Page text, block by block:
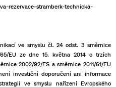
rezervace-stramberk-technicka-
ve smyslu čl. 24 odst. 3 směrnice
EU ze dne 15. května 2014 o trzích
2002/92/ES a směrnice 2011/61/EU
investiční doporučení ani informace
ve smyslu nařízení Evropského